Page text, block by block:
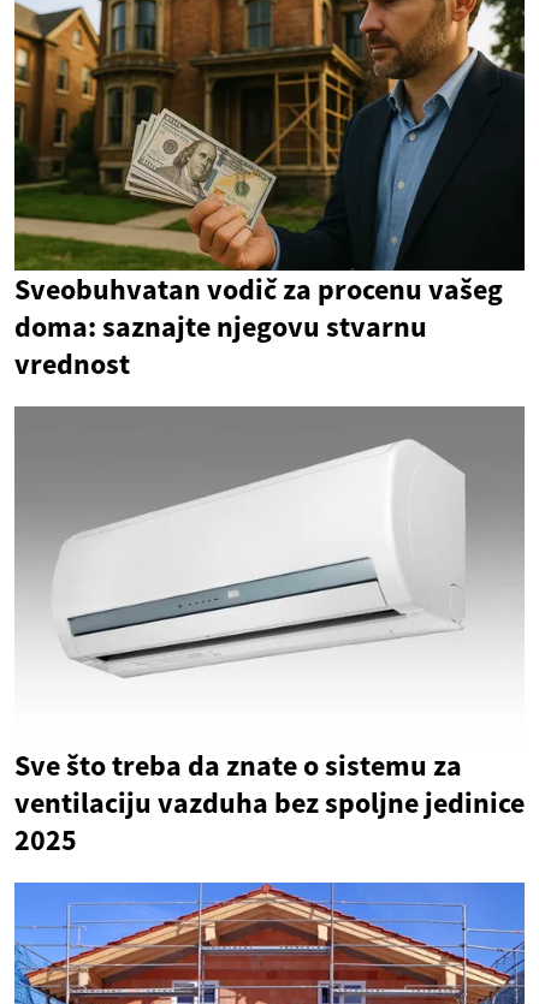
Sveobuhvatan vodič za procenu vašeg
doma: saznajte njegovu stvarnu
vrednost
Sve što treba da znate o sistemu za
ventilaciju vazduha bez spoljne jedinice
2025